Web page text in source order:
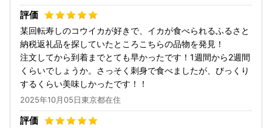
某回転寿しのコウイカが好きで、イカが食べられるふるさと
納税返礼品を探していたところこちらの品物を発見！
注文してから到着までとても早かったです！1週間から2週間
くらいでしょうか。さっそく刺身で食べましたが、びっくり
するくらい美味しかったです！！
2025年10月05日東京都在住